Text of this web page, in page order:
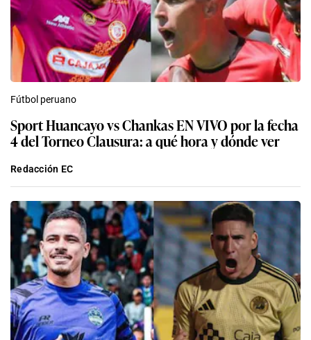
Fútbol peruano
Sport Huancayo vs Chankas EN VIVO por la fecha
4 del Torneo Clausura: a qué hora y dónde ver
Redacción EC